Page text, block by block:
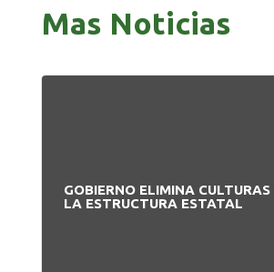
Mas Noticias
GOBIERNO ELIMINA
LA ESTRUCTURA ESTATAL